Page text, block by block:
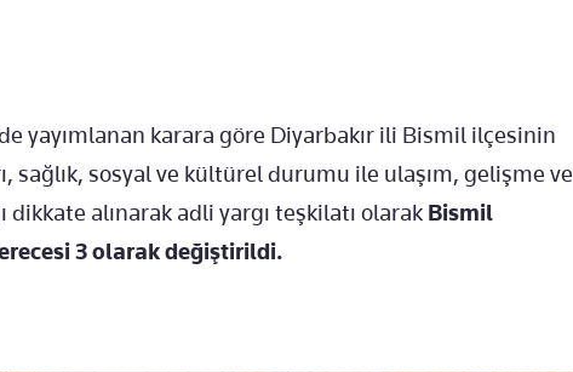
yayımlanan karara göre Diyarbakır ili Bismil ilçesinin
sağlık, sosyal ve kültürel durumu ile ulaşım, gelişme ve
dikkate alınarak adli yargı teşkilatı olarak Bismil
3 olarak değiştirildi.